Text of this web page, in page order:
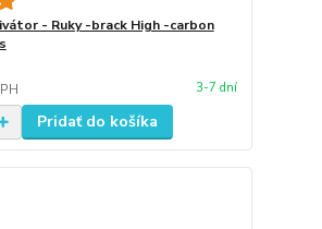
- Ruky -brack High -carbon
3-7 dní
Pridať do košíka